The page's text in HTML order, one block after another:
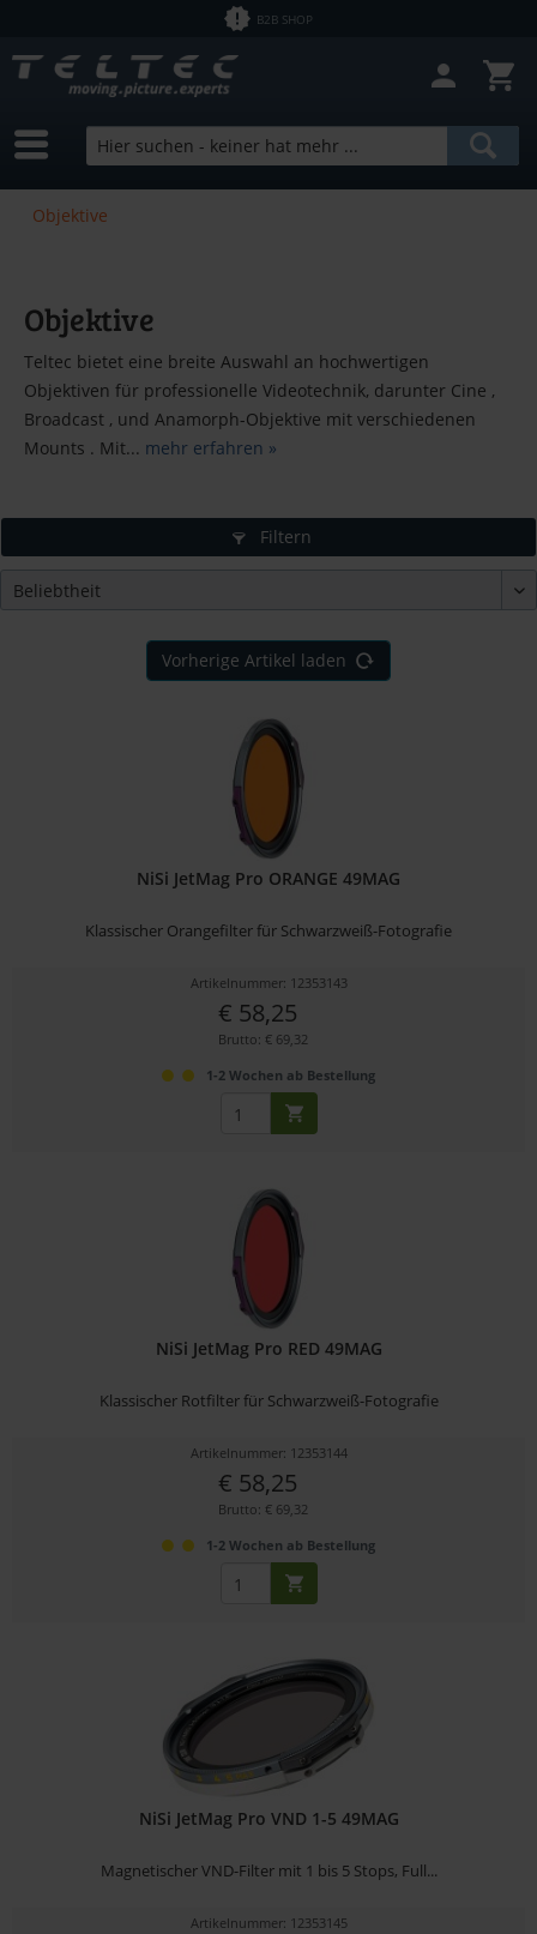
B2B SHOP
Objektive
Objektive
Teltec bietet eine breite Auswahl an hochwertigen
Objektiven für professionelle Videotechnik, darunter Cine ,
Broadcast , und Anamorph-Objektive mit verschiedenen
Mounts . Mit... mehr erfahren »
Filtern
Vorherige Artikel laden
NiSi JetMag Pro ORANGE 49MAG
Klassischer Orangefilter für Schwarzweiß-Fotografie
Artikelnummer: 12353143
€ 58,25
Brutto: € 69,32
1-2 Wochen ab Bestellung
NiSi JetMag Pro RED 49MAG
Klassischer Rotfilter für Schwarzweiß-Fotografie
Artikelnummer: 12353144
€ 58,25
Brutto: € 69,32
1-2 Wochen ab Bestellung
NiSi JetMag Pro VND 1-5 49MAG
Magnetischer VND-Filter mit 1 bis 5 Stops, Full...
Artikelnummer: 12353145